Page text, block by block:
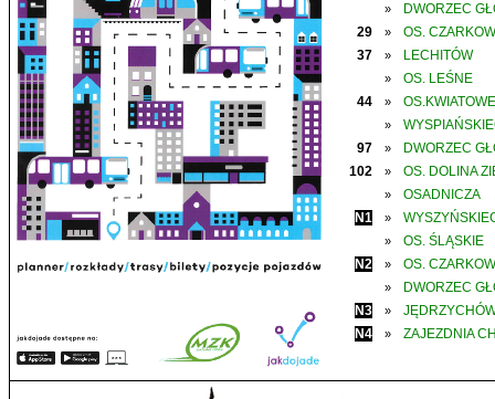
»
DWORZEC
29
»
OS.
37
» LECHITÓW
»
OS. LEŚNE
44
» OS.KWIATOWE
»
97
»
DWORZEC
102
» OS. DOLINA
»
OSADNICZA
N1
»
»
OS. ŚLĄSKIE
N2
» OS.
»
DWORZEC
N3
»
N4
» ZAJEZDNIA